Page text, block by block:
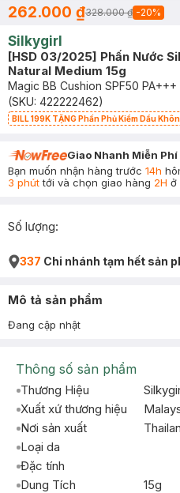
262.000 ₫328.000 ₫ -20%
Silkygirl
[HSD 03/2025] Phấn Nước
Natural Medium 15g
Magic BB Cushion SPF50
(SKU: 422222462)
BILL 199K TẶNG Phấn Phủ Kiềm Dầu
Giao Nhanh Miễn Phí
Bạn muốn nhận hàng trước 14h
3 phúttới và chọn giao hàng 2H ở
Số lượng:
337 Chi nhánh tạm hết sản
Mô tả sản phẩm
Đang cập nhật
Thông số sản phẩm
Thương Hiệu
Xuất xứ thương hiệu
Nơi sản xuất
Loại da
Đặc tính
Dung Tích
15g